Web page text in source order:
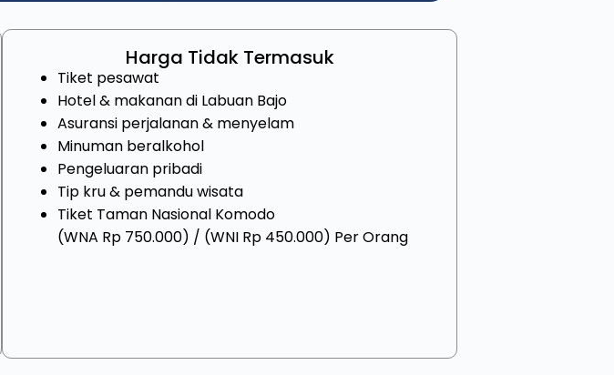
Harga Tidak Termasuk
Tiket pesawat
Hotel & makanan di Labuan Bajo
Asuransi perjalanan & menyelam
Minuman beralkohol
Pengeluaran pribadi
Tip kru & pemandu wisata
Tiket Taman Nasional Komodo
(WNA Rp 750.000) / (WNI Rp 450.000) Per Orang